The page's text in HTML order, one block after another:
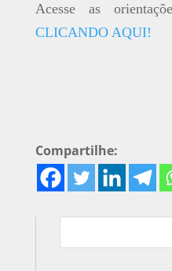
Acesse as
CLICANDO AQUI!
Compartilhe: